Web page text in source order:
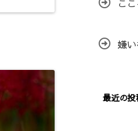
こ
嫌
最近の投